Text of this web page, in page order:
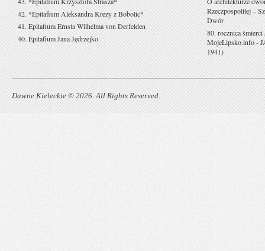
42. *Epitafium Aleksandra Krezy z Bobolic*
41. Epitafium Ernsta Wilhelma von Derfelden
40. Epitafium Jana Jędrzejko
Rzeczpospolitej –
Dwór
80. rocznica
MojeLipsko.info-
1941)
Dawne Kieleckie © 2026. All Rights Reserved.